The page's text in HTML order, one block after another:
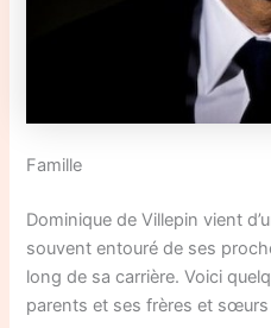
Famille
Dominique de Villepin vient
souvent entouré de ses
long de sa carrière. Voici
parents et ses frères et sœurs